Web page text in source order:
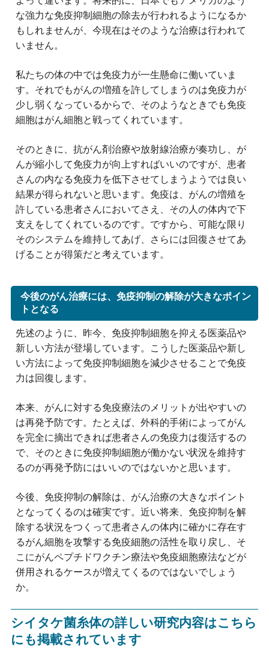
な強力な免疫抑制細胞の除去が行われるようになるか
もしれませんが、今現在はそのような治療は行われて
いません。
私たちの体の中では免疫力が一生懸命に働いていま
す。それでもがんの増殖を許してしまうのは免疫力が
少し弱くなっているからで、そのようなときでも免疫
細胞はがん細胞と戦ってくれています。
そのときに、抗がん剤治療や放射線治療が奏功し、が
んが縮小して免疫力が向上すればいいのですが、患者
さんの内なる免疫力を低下させてしまうようでは良い
結果が得られないと思います。免疫は、がんの増殖を
許している患者さんにおいてさえ、その人の体内で下
支えをしてくれているのです。ですから、可能な限り
そのシステムを維持してあげ、さらには回復させてあ
げることが得策だと考えています。
今後のがん治療には、免疫抑制の解除が大きなポイン
トとなる
先述のように、昨今、免疫抑制細胞を抑える医薬品や
新しい方法が登場しています。こうした医薬品や新し
い方法によって免疫抑制細胞を減少させることで免疫
力は回復します。
本来、がんに対する免疫療法のメリットが出やすいの
は再発予防です。たとえば、外科的手術によってがん
を完全に摘出できれば患者さんの免疫力は復活するの
で、そのときに免疫抑制細胞が働かない状況を維持す
るのが再発予防にはいいのではないかと思います。
今後、免疫抑制の解除は、がん治療の大きなポイント
となってくるのは確実です。近い将来、免疫抑制を解
除する状況をつくって患者さんの体内に確かに存在す
るがん細胞を攻撃する免疫細胞の活性を取り戻し、そ
こにがんペプチドワクチン療法や免疫細胞療法などが
併用されるケースが増えてくるのではないでしょう
か。
シイタケ菌糸体の詳しい研究内容はこちら
にも掲載されています